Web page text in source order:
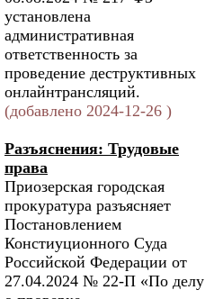
установлена
административная
ответственность за
проведение деструктивных
онлайнтрансляций.
(добавлено 2024-12-26 )
Разъяснения: Трудовые
права
Приозерская городская
прокуратура разъясняет
Постановлением
Констиуционного Суда
Российской Федерации от
27.04.2024 № 22-П «По делу